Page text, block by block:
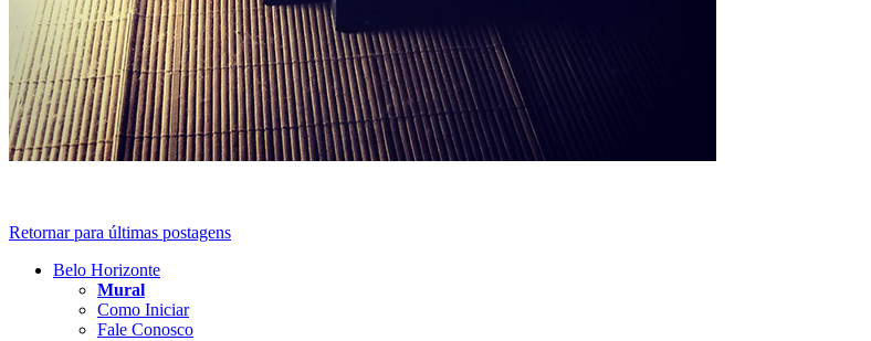
Retornar para últimas postagens
Belo Horizonte
Mural
Como Iniciar
Fale Conosco